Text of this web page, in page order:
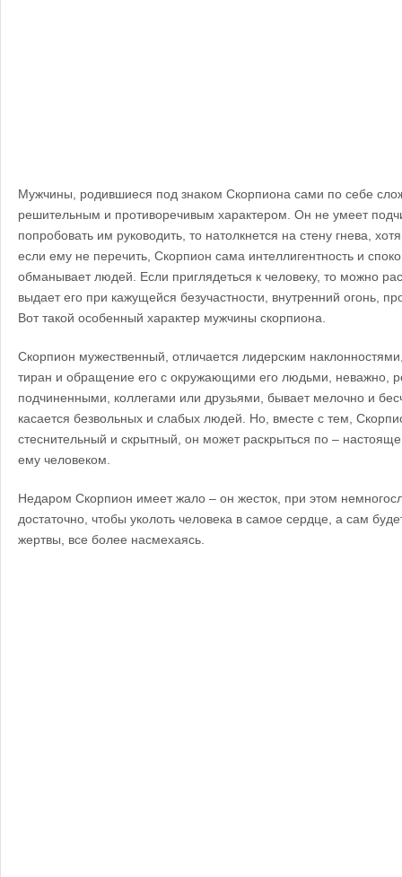
Мужчины, родившиеся под знаком Скорпиона сами по себе
решительным и противоречивым характером. Он не умеет
попробовать им руководить, то натолкнется на стену гнева,
если ему не перечить, Скорпион сама интеллигентность и
обманывает людей. Если приглядеться к человеку, то можно
выдает его при кажущейся безучастности, внутренний огонь,
Вот такой особенный характер мужчины скорпиона.
Скорпион мужественный, отличается лидерским
тиран и обращение его с окружающими его людьми, неважно,
подчиненными, коллегами или друзьями, бывает мелочно и
касается безвольных и слабых людей. Но, вместе с тем,
стеснительный и скрытный, он может раскрыться по –
ему человеком.
Недаром Скорпион имеет жало – он жесток, при этом
достаточно, чтобы уколоть человека в самое сердце, а сам
жертвы, все более насмехаясь.